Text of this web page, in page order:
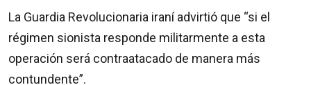
La Guardia Revolucionaria iraní advirtió que “si el
régimen sionista responde militarmente a esta
operación será contraatacado de manera más
contundente”.